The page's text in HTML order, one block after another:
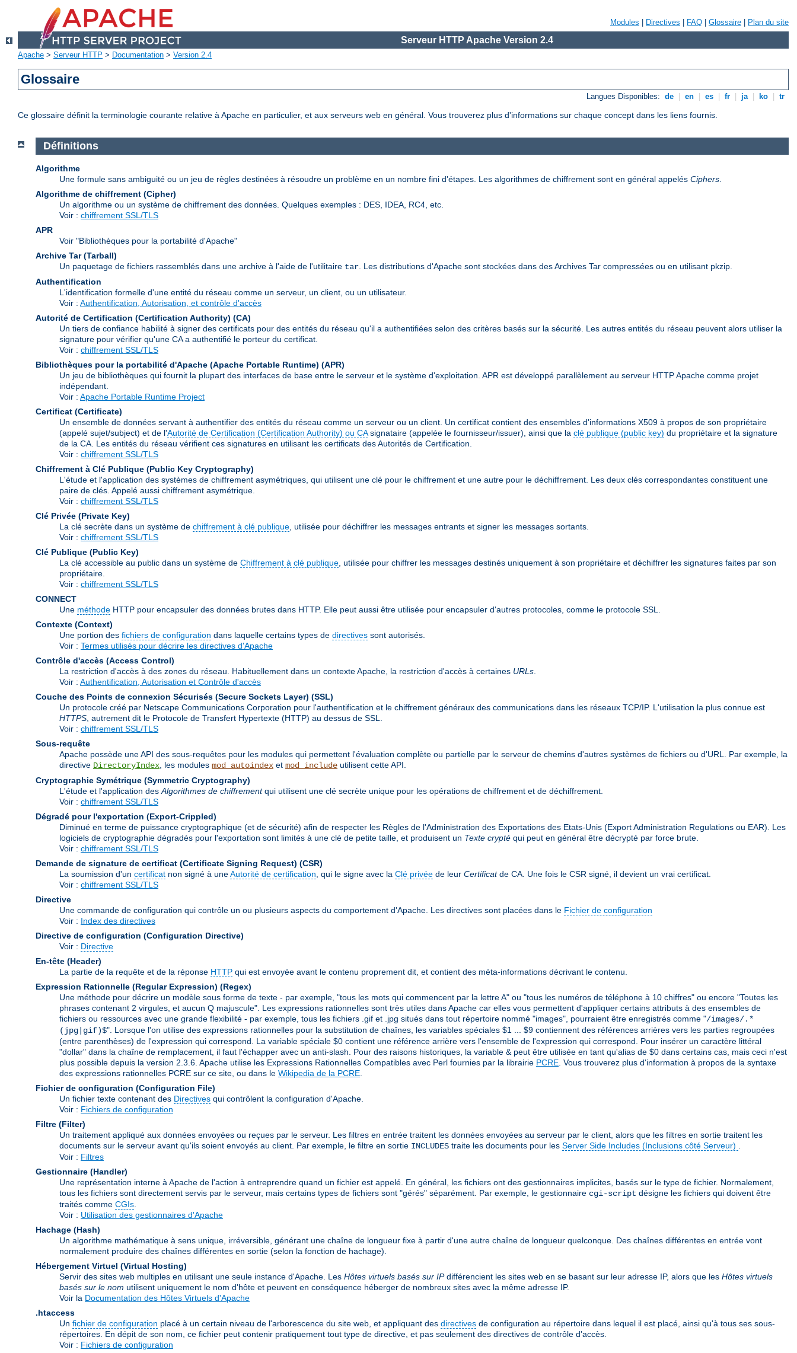
Modules Directives FAQ Glossaire Plan du site
Serveur HTTP Apache Version 2.4
Apache > Serveur HTTP > Documentation > Version 2.4
Glossaire
Langues Disponibles: de en es fr ja ko tr
Ce glossaire définit la terminologie courante relative à Apache en particulier, et aux serveurs web en général. Vous trouverez plus d'informations sur chaque concept dans les liens fournis.
Définitions
Algorithme
Une formule sans ambiguité ou un jeu de règles destinées à résoudre un problème en un nombre fini d'étapes. Les algorithmes de chiffrement sont en général appelés Ciphers
Algorithme de chiffrement (Cipher)
Un algorithme ou un système de chiffrement des données. Quelques exemples : DES, IDEA, RC4, etc.
Voir : chiffrement SSL/TLS
APR
Voir "Bibliothèques pour la portabilité d'Apache"
Archive Tar (Tarball)
Un paquetage de fichiers rassemblés dans une archive à l'aide de l'utilitaire tar . Les distributions d'Apache sont stockées dans des Archives Tar compressées ou en utilisant pkzip.
Authentification
L'identification formelle d'une entité du réseau comme un serveur, un client, ou un utilisateur.
Voir : Authentification, Autorisation, et contrôle d'accès
Autorité de Certification (Certification Authority) (CA)
Un tiers de confiance habilité à signer des certificats pour des entités du réseau qu'il a authentifiées selon des critères basés sur la sécurité. Les autres entités du réseau peuvent alors utiliser la
signature pour vérifier qu'une CA a authentifié le porteur du certificat.
Voir : chiffrement SSL/TLS
Bibliothèques pour la portabilité d'Apache (Apache Portable Runtime) (APR)
Un jeu de bibliothèques qui fournit la plupart des interfaces de base entre le serveur et le système d'exploitation. APR est développé parallèlement au serveur HTTP Apache comme projet
indépendant.
Voir : Apache Portable Runtime Project
Certificat (Certificate)
Un ensemble de données servant à authentifier des entités du réseau comme un serveur ou un client. Un certificat contient des ensembles d'informations X509 à propos de son propriétaire
(appelé sujet/subject) et de l'Autorité de Certification (Certification Authority) ou CAsignataire (appelée le fournisseur/issuer), ainsi que la clé publique (public key) du propriétaire et la signature
de la CA. Les entités du réseau vérifient ces signatures en utilisant les certificats des Autorités de Certification.
Voir : chiffrement SSL/TLS
Chiffrement à Clé Publique (Public Key Cryptography)
L'étude et l'application des systèmes de chiffrement asymétriques, qui utilisent une clé pour le chiffrement et une autre pour le déchiffrement. Les deux clés correspondantes constituent une
paire de clés. Appelé aussi chiffrement asymétrique.
Voir : chiffrement SSL/TLS
Clé Privée (Private Key)
La clé secrète dans un système de chiffrement à clé publique , utilisée pour déchiffrer les messages entrants et signer les messages sortants.
Voir : chiffrement SSL/TLS
Clé Publique (Public Key)
La clé accessible au public dans un système de Chiffrement à clé publique , utilisée pour chiffrer les messages destinés uniquement à son propriétaire et déchiffrer les signatures faites par son
propriétaire.
Voir : chiffrement SSL/TLS
CONNECT
Une méthode HTTP pour encapsuler des données brutes dans HTTP. Elle peut aussi être utilisée pour encapsuler d'autres protocoles, comme le protocole SSL.
Contexte (Context)
Une portion des fichiers de configuration dans laquelle certains types de directives sont autorisés.
Voir : Termes utilisés pour décrire les directives d'Apache
Contrôle d'accès (Access Control)
La restriction d'accès à des zones du réseau. Habituellement dans un contexte Apache, la restriction d'accès à certaines URLs
Voir : Authentification, Autorisation et Contrôle d'accès
Couche des Points de connexion Sécurisés (Secure Sockets Layer) (SSL)
Un protocole créé par Netscape Communications Corporation pour l'authentification et le chiffrement généraux des communications dans les réseaux TCP/IP. L'utilisation la plus connue est
HTTPS , autrement dit le Protocole de Transfert Hypertexte (HTTP) au dessus de SSL.
Voir : chiffrement SSL/TLS
Sous-requête
Apache possède une API des sous-requêtes pour les modules qui permettent l'évaluation complète ou partielle par le serveur de chemins d'autres systèmes de fichiers ou d'URL. Par exemple, la
directive DirectoryIndex , les modules mod_autoindex et mod_include utilisent cette API.
Cryptographie Symétrique (Symmetric Cryptography)
L'étude et l'application des Algorithmes de chiffrementqui utilisent une clé secrète unique pour les opérations de chiffrement et de déchiffrement.
Voir : chiffrement SSL/TLS
Dégradé pour l'exportation (Export-Crippled)
Diminué en terme de puissance cryptographique (et de sécurité) afin de respecter les Règles de l'Administration des Exportations des Etats-Unis (Export Administration Regulations ou EAR). Les
logiciels de cryptographie dégradés pour l'exportation sont limités à une clé de petite taille, et produisent un Texte crypté qui peut en général être décrypté par force brute.
Voir : chiffrement SSL/TLS
Demande de signature de certificat (Certificate Signing Request) (CSR)
La soumission d'un certificat non signé à uneAutorité de certification , qui le signe avec la Clé privée de leur Certificatde CA. Une fois le CSR signé, il devient un vrai certificat.
Voir : chiffrement SSL/TLS
Directive
Une commande de configuration qui contrôle un ou plusieurs aspects du comportement d'Apache. Les directives sont placées dans le Fichier de configuration
Voir : Index des directives
Directive de configuration (Configuration Directive)
Voir : Directive
En-tête (Header)
La partie de la requête et de la réponse HTTP qui est envoyée avant le contenu proprement dit, et contient des méta-informations décrivant le contenu.
Expression Rationnelle (Regular Expression) (Regex)
Une méthode pour décrire un modèle sous forme de texte - par exemple, "tous les mots qui commencent par la lettre A" ou "tous les numéros de téléphone à 10 chiffres" ou encore "Toutes les
phrases contenant 2 virgules, et aucun Q majuscule". Les expressions rationnelles sont très utiles dans Apache car elles vous permettent d'appliquer certains attributs à des ensembles de
fichiers ou ressources avec une grande flexibilité - par exemple, tous les fichiers .gif et .jpg situés dans tout répertoire nommé "images", pourraient être enregistrés comme "/images/.*
(jpg|gif)$". Lorsque l'on utilise des expressions rationnelles pour la substitution de chaînes, les variables spéciales $1 ... $9 contiennent des références arrières vers les parties regroupées
(entre parenthèses) de l'expression qui correspond. La variable spéciale $0 contient une référence arrière vers l'ensemble de l'expression qui correspond. Pour insérer un caractère littéral
"dollar" dans la chaîne de remplacement, il faut l'échapper avec un anti-slash. Pour des raisons historiques, la variable & peut être utilisée en tant qu'alias de $0 dans certains cas, mais ceci n'est
plus possible depuis la version 2.3.6. Apache utilise les Expressions Rationnelles Compatibles avec Perl fournies par la librairie PCRE . Vous trouverez plus d'information à propos de la syntaxe
des expressions rationnelles PCRE sur ce site, ou dans le Wikipedia de la PCRE
Fichier de configuration (Configuration File)
Un fichier texte contenant des Directives qui contrôlent la configuration d'Apache.
Voir : Fichiers de configuration
Filtre (Filter)
Un traitement appliqué aux données envoyées ou reçues par le serveur. Les filtres en entrée traitent les données envoyées au serveur par le client, alors que les filtres en sortie traitent les
documents sur le serveur avant qu'ils soient envoyés au client. Par exemple, le filtre en sortie INCLUDES traite les documents pour les Server Side Includes (Inclusions côté Serveur)
Voir : Filtres
Gestionnaire (Handler)
Une représentation interne à Apache de l'action à entreprendre quand un fichier est appelé. En général, les fichiers ont des gestionnaires implicites, basés sur le type de fichier. Normalement,
tous les fichiers sont directement servis par le serveur, mais certains types de fichiers sont "gérés" séparément. Par exemple, le gestionnaire cgi-script désigne les fichiers qui doivent être
traités comme CGIs
Voir : Utilisation des gestionnaires d'Apache
Hachage (Hash)
Un algorithme mathématique à sens unique, irréversible, générant une chaîne de longueur fixe à partir d'une autre chaîne de longueur quelconque. Des chaînes différentes en entrée vont
normalement produire des chaînes différentes en sortie (selon la fonction de hachage).
Hébergement Virtuel (Virtual Hosting)
Servir des sites web multiples en utilisant une seule instance d'Apache. Les Hôtes virtuels basés sur IPdifférencient les sites web en se basant sur leur adresse IP, alors que les Hôtes virtuels
basés sur le nom utilisent uniquement le nom d'hôte et peuvent en conséquence héberger de nombreux sites avec la même adresse IP.
Voir la Documentation des Hôtes Virtuels d'Apache
.htaccess
Un fichier de configuration placé à un certain niveau de l'arborescence du site web, et appliquant des directives de configuration au répertoire dans lequel il est placé, ainsi qu'à tous ses sous-
répertoires. En dépit de son nom, ce fichier peut contenir pratiquement tout type de directive, et pas seulement des directives de contrôle d'accès.
Voir : Fichiers de configuration